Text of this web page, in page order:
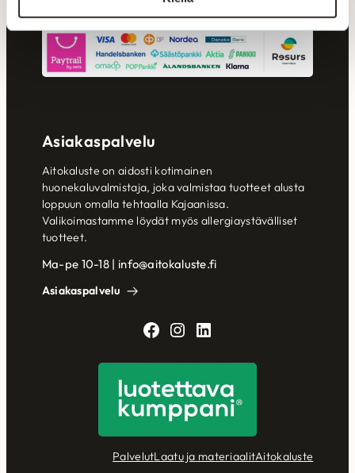
Asiakaspalvelu
Aitokaluste on aidosti kotimainen
huonekaluvalmistaja, joka valmistaa tuotteet alusta
loppuun omalla tehtaalla Kajaanissa.
Valikoimastamme löydät myös allergiaystävälliset
tuotteet.
Ma-pe 10-18 | info@aitokaluste.fi
Asiakaspalvelu
Facebook
Instagram
LinkedIn
PalvelutLaatu ja materiaalitAitokaluste